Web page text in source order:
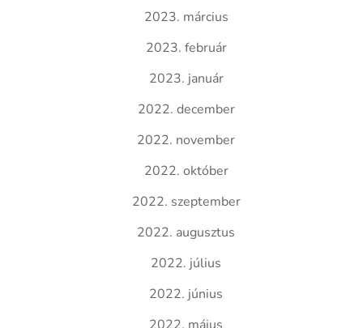
2023. március
2023. február
2023. január
2022. december
2022. november
2022. október
2022. szeptember
2022. augusztus
2022. július
2022. június